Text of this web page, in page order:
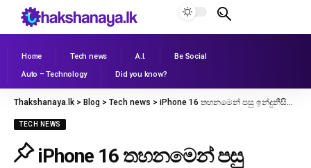
Home Tech news A.I.
Be Social
Auto – Technology
Did you know?
Thakshanaya.lk > Blog > Tech news > iPhone 16 තහනමෙන් පසු ඉන්දුනීසියාවට ඇමෙරිකානු ඩොලර් මිලියන 100ක් ආයෝජනය කිරීමට Apple සමාගම ඉදිරිපත් වන බව වාර්තා වේ.
TECH NEWS
iPhone 16 තහනමෙන් පසු